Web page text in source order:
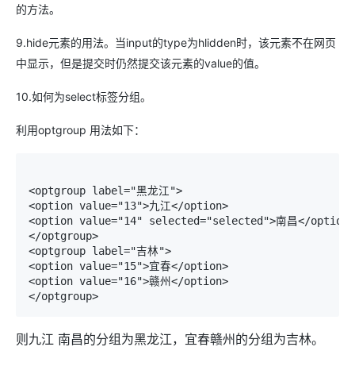
的方法。
9.hide元素的用法。当input的type为hlidden时，该元素不在网页
中显示，但是提交时仍然提交该元素的value的值。
10.如何为select标签分组。
利用optgroup 用法如下：
<optgroup label="黑龙江">
<option value="13">九江</option>
<option value="14" selected="selected">南昌</option>
</optgroup>
<optgroup label="吉林">
<option value="15">宜春</option>
<option value="16">赣州</option>
</optgroup>
则九江 南昌的分组为黑龙江，宜春赣州的分组为吉林。